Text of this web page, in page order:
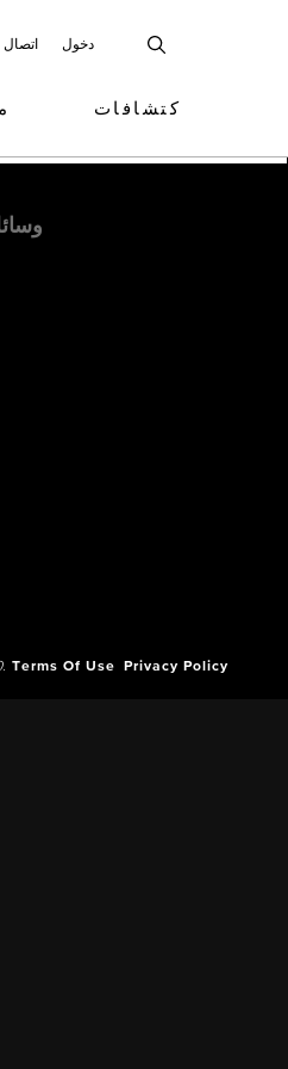
اتصال دخول
كتشافات
Terms Of Use Privacy Policy